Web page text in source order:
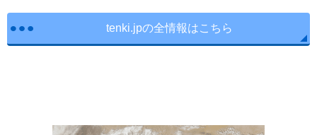
tenki.jpの全情報はこちら